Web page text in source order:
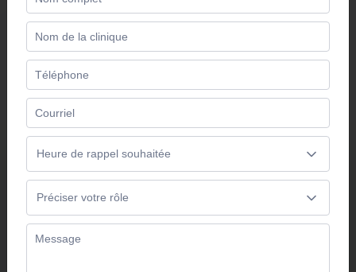
Nos solutions vedettes
Parce que chaque pratique est différente, Optosys met à
votre disposition des solutions adaptées à votre clinique.
Solutions cliniques
Réduisez le temps consacré aux tâches